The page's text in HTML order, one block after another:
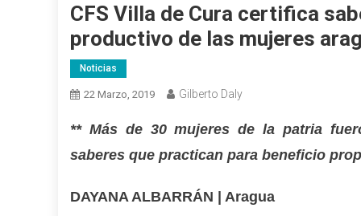
CFS Villa de Cura certifica
productivo de las mujeres
Noticias
22 Marzo, 2019 Gilberto Daly
** Más de 30 mujeres de la patria
saberes que practican para beneficio
DAYANA ALBARRÁN | Aragua